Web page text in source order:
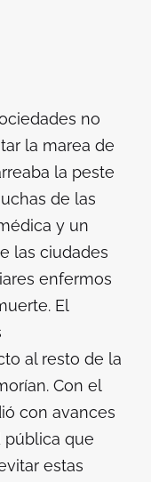
no
la marea de
la peste
de las
y un
las ciudades
enfermos
El
al resto de la
Con el
con avances
pública que
estas